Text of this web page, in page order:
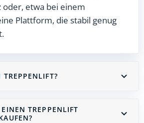
oder, etwa bei einem
Plattform, die stabil genug
TREPPENLIFT